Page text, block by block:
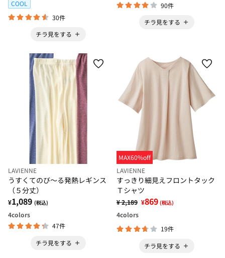
COOL
30件
チラ見をする
90件
チラ見をする
LAVIENNE
うすくてのび～る発熱レギンス
（５分丈）
¥1,089 (税込)
4colors
47件
チラ見をする
MAX60%off
LAVIENNE
すっきり細見えフロントタック
Ｔシャツ
¥ 2,189 ¥869 (税込)
4colors
19件
チラ見をする